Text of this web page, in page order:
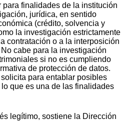
para finalidades de la institución
jurídica, en sentido
(crédito, solvencia y
la investigación estrictamente
contratación o a la interposición
cabe para la investigación
si no es cumpliendo
de protección de datos.
para entablar posibles
que es una de las finalidades
legítimo, sostiene la Dirección